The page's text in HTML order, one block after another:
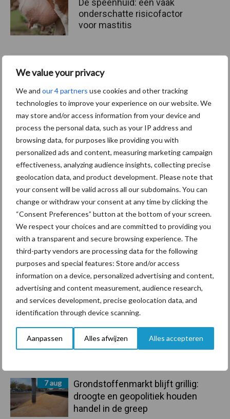
We value your privacy
We and our 4 partners use cookies and other tracking
technologies to improve your experience on our website. We
may store and/or access information from your device and
process the personal data, such as your IP address and
browsing data, for purposes like providing you with
personalized ads and content, measuring marketing campaign
effectiveness, analyzing audience insights, collecting precise
geolocation data, and product development. Please note that
your consent will be valid across all our subdomains. You can
change or withdraw your consent at any time by clicking the
“Consent Preferences” button at the bottom of your screen.
We respect your choices and are committed to providing you
with a transparent and secure browsing experience. The
third-party vendors are processing data for the following
purposes and special features: Store and/or access
information on a device, personalized advertising and content,
advertising and content measurement, audience research,
and services development, precise geolocation data, and
identification through device scanning.
Aanpassen Alles afwijzen Alles accepteren
Primaire
Sidebar
7 aug
Grondstoffenmarkt blijft grillig:
droogte en geopolitiek houden
handel in de greep
De speenhuid: een vaak
onderschatte risicofactor
voor mastitis
ForFarmers ziet volume en
marktaandeel groeien in
krimpende Nederlandse
markt
Themapagina's
Diergezondheid Bemesting Fokkerij
Bedrijfsnieuws
Ligbox &
Voerhekken
Toon meer